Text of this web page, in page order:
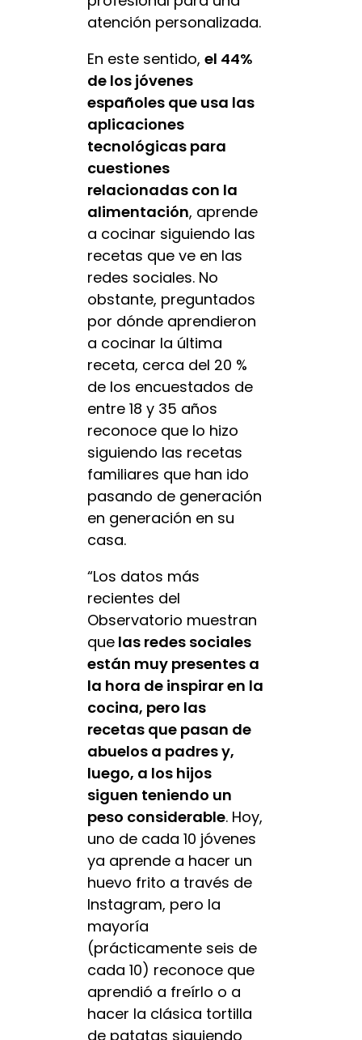
atención personalizada.
En este sentido, el 44%
de los jóvenes
españoles que usa las
aplicaciones
tecnológicas para
cuestiones
relacionadas con la
alimentación, aprende
a cocinar siguiendo las
recetas que ve en las
redes sociales. No
obstante, preguntados
por dónde aprendieron
a cocinar la última
receta, cerca del 20 %
de los encuestados de
entre 18 y 35 años
reconoce que lo hizo
siguiendo las recetas
familiares que han ido
pasando de generación
en generación en su
casa.
“Los datos más
recientes del
Observatorio muestran
quelas redes sociales
están muy presentes a
la hora de inspirar en la
cocina, pero las
recetas que pasan de
abuelos a padres y,
luego, a los hijos
siguen teniendo un
peso considerable. Hoy,
uno de cada 10 jóvenes
ya aprende a hacer un
huevo frito a través de
Instagram, pero la
mayoría
(prácticamente seis de
cada 10) reconoce que
aprendió a freírlo o a
hacer la clásica tortilla
de patatas siguiendo